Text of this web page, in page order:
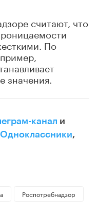
считают, что
По
канал и
Одноклассники,
Роспотребнадзор